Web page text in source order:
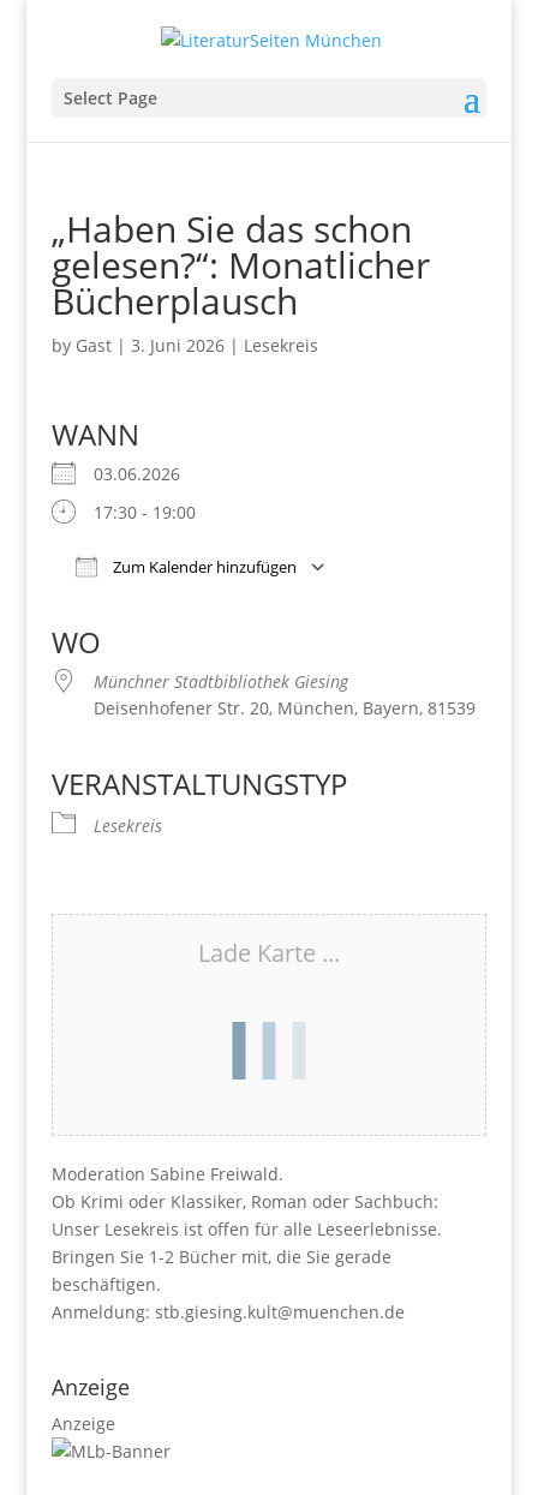
Select Page
„Haben Sie das schon
gelesen?“: Monatlicher
Bücherplausch
by Gast| 3. Juni 2026| Lesekreis
WANN
03.06.2026
17:30 - 19:00
Zum Kalender hinzufügen
WO
Münchner Stadtbibliothek Giesing
Deisenhofener Str. 20, München, Bayern, 81539
VERANSTALTUNGSTYP
Lesekreis
Lade Karte ...
Moderation Sabine Freiwald.
Ob Krimi oder Klassiker, Roman oder Sachbuch:
Unser Lesekreis ist offen für alle Leseerlebnisse.
Bringen Sie 1-2 Bücher mit, die Sie gerade
beschäftigen.
Anmeldung: stb.giesing.kult@muenchen.de
Anzeige
Anzeige